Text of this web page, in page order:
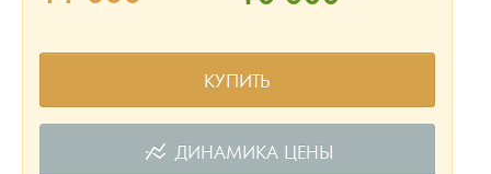
КУПИТЬ
ДИНАМИКА ЦЕНЫ